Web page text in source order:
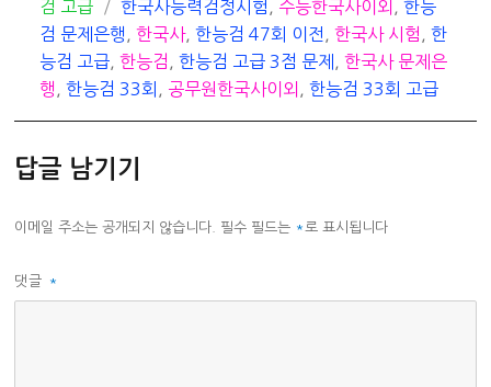
테
고
리
검 고급
태
그
한국사능력검정시험 수능한국사이외
한능
검 문제은행
,한국사,한능검 47회 이전 ,한국사 시험 ,한
능검 고급 ,한능검 ,한능검 고급 3점 문제 ,한국사 문제은
행
,한능검 33회 공무원한국사이외 ,한능검 33회 고급
답글 남기기
이메일 주소는 공개되지 않습니다. 필수 필드는 *로 표시됩니다
댓글 *